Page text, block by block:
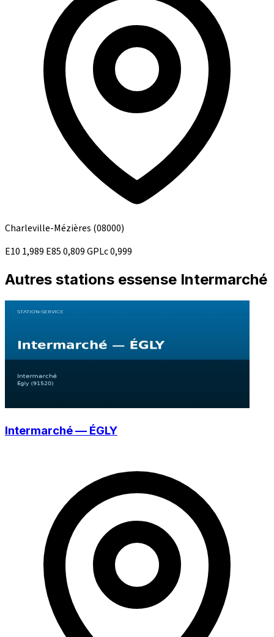
Charleville-Mézières (08000)
E10 1,989 E850,809GPLc0,999
Autres stations essense Intermarché
Intermarché — ÉGLY